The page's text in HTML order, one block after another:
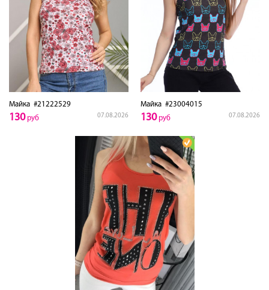
Майка #21222529
07.08.2026
130руб
Майка #23004015
07.08.2026
130руб